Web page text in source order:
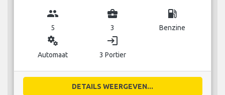
group
5
business_center
3
local_gas_station
Benzine
miscellaneous_services
Automaat
login
3 Portier
DETAILS WEERGEVEN...